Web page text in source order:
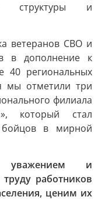
структуры и
ветеранов СВО и
в дополнение к
40 региональных
мы отметили три
филиала
который стал
бойцов в мирной
и
работников
ценим их